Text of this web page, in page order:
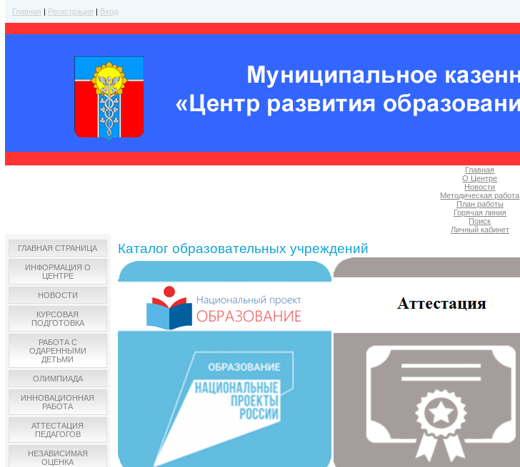
Главная | Регистрация | Вход
Главная
О Центре
Новости
Методическая работа
План работы
Горячая линия
Поиск
Личный кабинет
ГЛАВНАЯ СТРАНИЦА
ИНФОРМАЦИЯ О
ЦЕНТРЕ
НОВОСТИ
КУРСОВАЯ
ПОДГОТОВКА
РАБОТА С
ОДАРЕННЫМИ
ДЕТЬМИ
ОЛИМПИАДА
ИННОВАЦИОННАЯ
РАБОТА
АТТЕСТАЦИЯ
ПЕДАГОГОВ
НЕЗАВИСИМАЯ
ОЦЕНКА
Каталог образовательных учреждений